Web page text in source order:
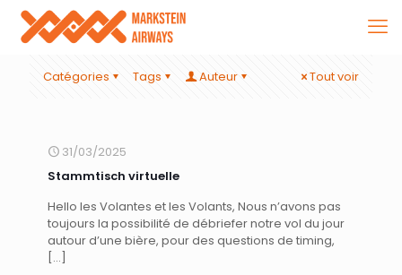
Catégories Tags Auteur Tout voir
31/03/2025
Stammtisch virtuelle
Hello les Volantes et les Volants, Nous n’avons pas
toujours la possibilité de débriefer notre vol du jour
autour d’une bière, pour des questions de timing,
[…]